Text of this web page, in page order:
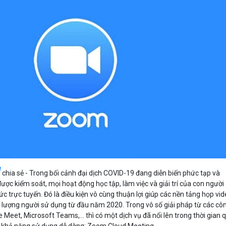
Bảng giá
Bảng giá
chia sẻ - Trong bối cảnh đại dịch COVID-19 đang diễn biến phức tạp và
kiểm soát, mọi hoạt động học tập, làm việc và giải trí của con người
trực tuyến. Đó là điều kiện vô cùng thuận lợi giúp các nền tảng họp
người sử dụng từ đầu năm 2020. Trong vô số giải pháp từ các
Meet, Microsoft Teams,… thì có một dịch vụ đã nổi lên trong thời gian